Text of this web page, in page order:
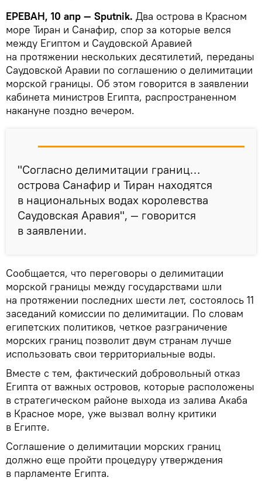
ЕРЕВАН, 10 апр — Sputnik. Два острова в Красном
море Тиран и Санафир, спор за которые велся
между Египтом и Саудовской Аравией
на протяжении нескольких десятилетий, переданы
Саудовской Аравии по соглашению о делимитации
морской границы. Об этом говорится в заявлении
кабинета министров Египта, распространенном
накануне поздно вечером.
"Согласно делимитации границ…
острова Санафир и Тиран находятся
в национальных водах королевства
Саудовская Аравия", — говорится
в заявлении.
Сообщается, что переговоры о делимитации
морской границы между государствами шли
на протяжении последних шести лет, состоялось 11
заседаний комиссии по делимитации. По словам
египетских политиков, четкое разграничение
морских границ позволит двум странам лучше
использовать свои территориальные воды.
Вместе с тем, фактический добровольный отказ
Египта от важных островов, которые расположены
в стратегическом районе выхода из залива Акаба
в Красное море, уже вызвал волну критики
в Египте.
Соглашение о делимитации морских границ
должно еще пройти процедуру утверждения
в парламенте Египта.